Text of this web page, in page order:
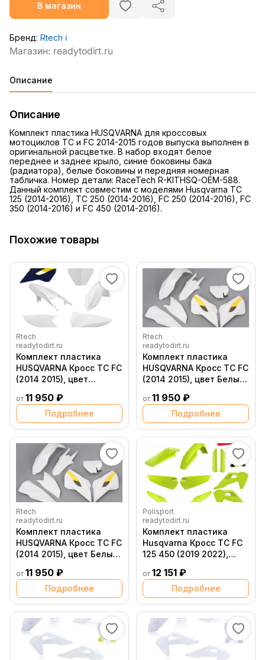
В магазин
Бренд: Rtech ℹ️
Описание
Описание
Комплект пластика HUSQVARNA для кроссовых
мотоциклов TC и FC 2014-2015 годов выпуска выполнен в
оригинальной расцветке. В набор входят белое
переднее и заднее крыло, синие боковины бака
(радиатора), белые боковины и передняя номерная
табличка. Номер детали: RaceTech R-KITHSQ-OEM-588.
Данный комплект совместим с моделями Husqvarna TC
125 (2014-2016), TC 250 (2014-2016), FC 250 (2014-2016), FC
350 (2014-2016) и FC 450 (2014-2016).
Похожие товары
Rtech
readytodirt.ru
Комплект пластика
HUSQVARNA Кросс TC FC
(2014 2015), цвет
от 11 950 ₽
Подробнее
Rtech
readytodirt.ru
Комплект пластика
HUSQVARNA Кросс TC FC
(2014 2015), цвет Белый
от 11 950 ₽
Подробнее
Rtech
readytodirt.ru
Комплект пластика
HUSQVARNA Кросс TC FC
(2014 2015), цвет Белый
от 11 950 ₽
Подробнее
Polisport
readytodirt.ru
Комплект пластика
Husqvarna Кросс TC FC
125 450 (2019 2022),
от 12 151 ₽
Подробнее